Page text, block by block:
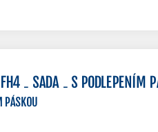
- SADA - S PODLEPENÍM
PÁSKOU